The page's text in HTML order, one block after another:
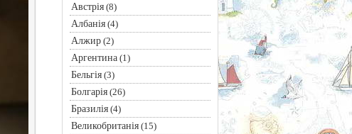
Австрія(8)
Албанія(4)
Алжир(2)
Аргентина(1)
Бельгія(3)
Болгарія(26)
Бразилія(4)
Великобританія(15)